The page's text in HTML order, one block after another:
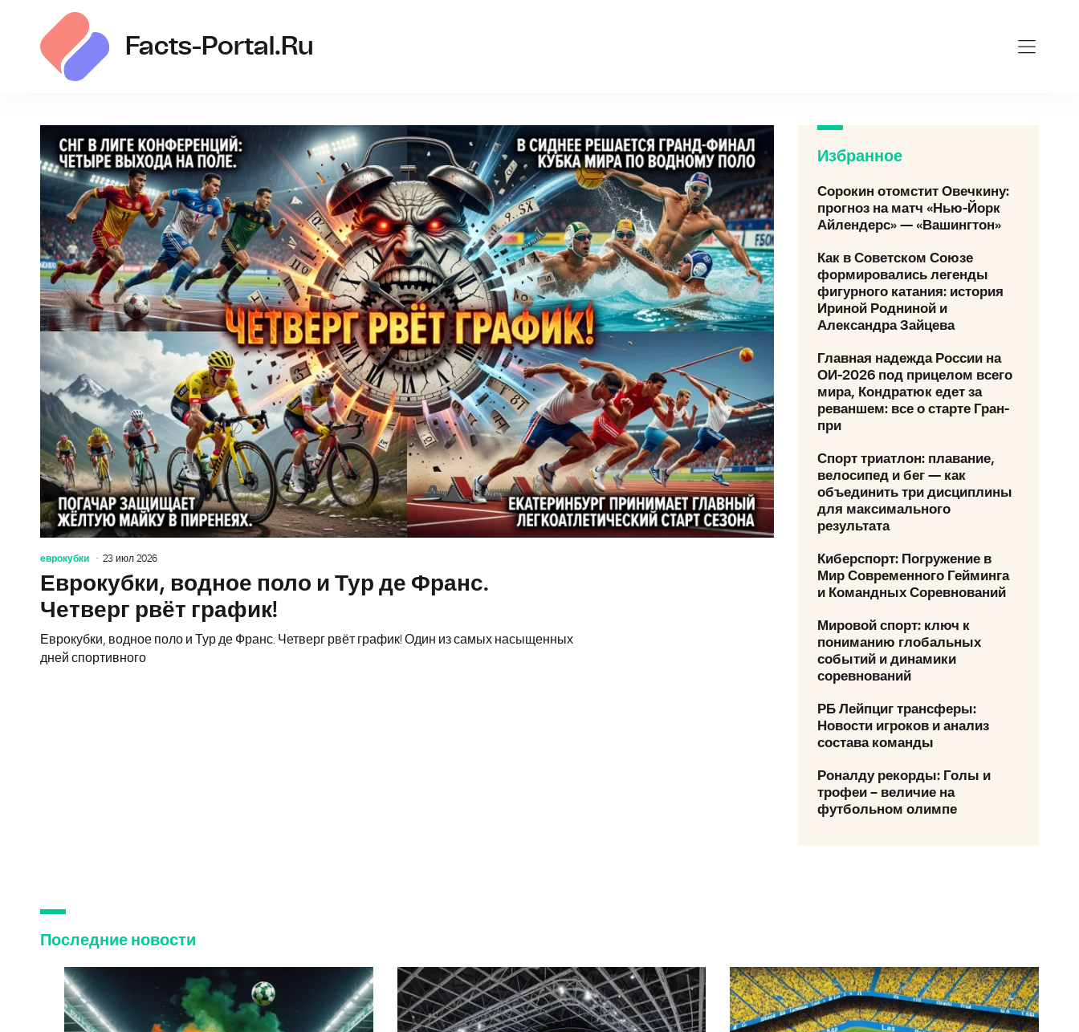
Facts-Portal.ru
еврокубки 23 июл 2026
Еврокубки, водное поло и Тур де Франс.
Четверг рвёт график!
Еврокубки, водное поло и Тур де Франс. Четверг рвёт график! Один из самых насыщенных
дней спортивного
Избранное
Сорокин отомстит Овечкину:
прогноз на матч «Нью-Йорк
Айлендерс» — «Вашингтон»
Как в Советском Союзе
формировались легенды
фигурного катания: история
Ириной Родниной и
Александра Зайцева
Главная надежда России на
ОИ-2026 под прицелом всего
мира, Кондратюк едет за
реваншем: все о старте Гран-
при
Спорт триатлон: плавание,
велосипед и бег — как
объединить три дисциплины
для максимального
результата
Киберспорт: Погружение в
Мир Современного Гейминга
и Командных Соревнований
Мировой спорт: ключ к
пониманию глобальных
событий и динамики
соревнований
РБ Лейпциг трансферы:
Новости игроков и анализ
состава команды
Роналду рекорды: Голы и
трофеи – величие на
футбольном олимпе
Последние новости
Эльче – Атлетико Мадрид: анализ матча 23 августа 2025 года в Ла
Лада —